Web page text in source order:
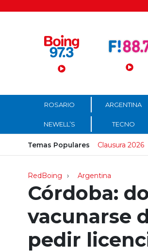
Menú Principal
ROSARIO ARGENTINA
NEWELL’S TECNO
Temas Populares Clausura 2026
RedBoing Argentina
Córdoba:
vacunarse
pedir